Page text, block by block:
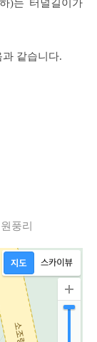
)는 터널길이가
같습니다.
풍리